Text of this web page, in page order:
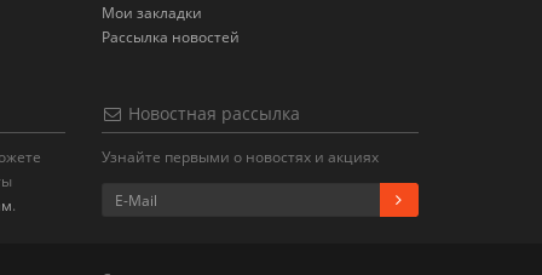
Мои закладки
Рассылка новостей
.
Новостная рассылка
Узнайте первыми о новостях и акциях